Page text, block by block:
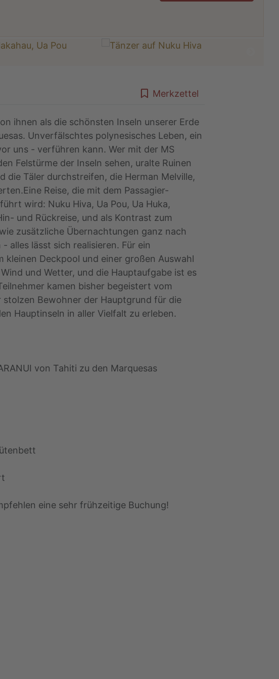
Merkzettel
ihnen als die schönsten Inseln unserer Erde
Unverfälschtes polynesisches Leben, ein
uns - verführen kann. Wer mit der MS
Felstürme der Inseln sehen, uralte Ruinen
die Täler durchstreifen, die Herman Melville,
Reise, die mit dem Passagier-
wird: Nuku Hiva, Ua Pou, Ua Huka,
und Rückreise, und als Kontrast zum
zusätzliche Übernachtungen ganz nach
alles lässt sich realisieren. Für ein
Deckpool und einer großen Auswahl
und Wetter, und die Hauptaufgabe ist es
kamen bisher begeistert vom
stolzen Bewohner der Hauptgrund für die
Hauptinseln in aller Vielfalt zu erleben.
von Tahiti zu den Marquesas
eine sehr frühzeitige Buchung!